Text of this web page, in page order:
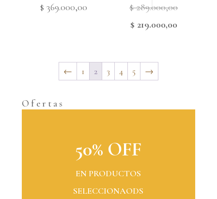
$ 369.000,00 $289.000,00Original
$ 219.000,00Current
← 1 2 3 4 5 →
Ofertas
50% OFF
EN PRODUCTOS
SELECCIONAODS